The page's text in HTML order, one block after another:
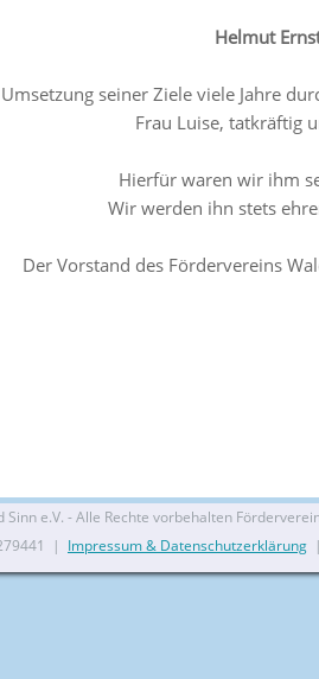
Helmut
seiner Ziele viele Jahre
Frau Luise, tatkräftig
Hierfür waren wir ihm
Wir werden ihn stets
Der Vorstand des Fördervereins
e.V. - Alle Rechte vorbehalten
| Impressum & Datenschutzerklärung |